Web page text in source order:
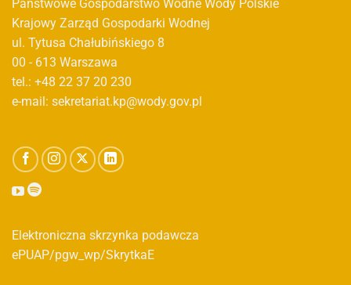
Państwowe Gospodarstwo Wodne Wody Polskie
Krajowy Zarząd Gospodarki Wodnej
ul. Tytusa Chałubińskiego 8
00 - 613 Warszawa
tel.: +48 22 37 20 230
e-mail: sekretariat.kp@wody.gov.pl
Elektroniczna skrzynka podawcza
ePUAP/pgw_wp/SkrytkaE